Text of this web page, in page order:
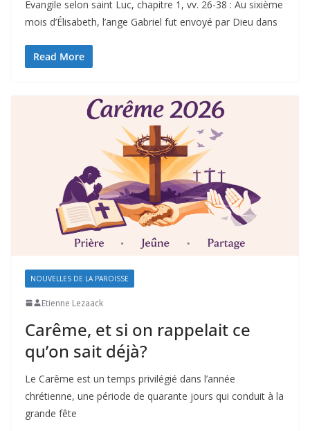
Evangile selon saint Luc, chapitre 1, vv. 26-38 : Au sixième
mois d’Élisabeth, l’ange Gabriel fut envoyé par Dieu dans
Read More
NOUVELLES DE LA PAROISSE
Etienne Lezaack
Carême, et si on rappelait ce
qu’on sait déjà?
Le Carême est un temps privilégié dans l’année
chrétienne, une période de quarante jours qui conduit à la
grande fête